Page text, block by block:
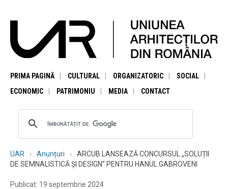
PRIMA PAGINĂ CULTURAL ORGANIZATORIC
SOCIAL
ECONOMIC
PATRIMONIU MEDIA CONTACT
UAR Anunțuri
ARCUB LANSEAZĂ CONCURSUL „SOLUȚII
DE SEMNALISTICĂ ȘI DESIGN” PENTRU HANUL GABROVENI
Publicat: 19 septembrie 2024